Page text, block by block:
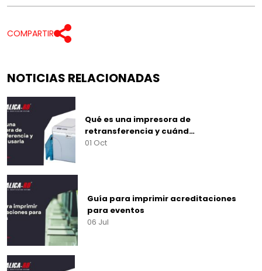
COMPARTIR
NOTICIAS RELACIONADAS
Qué es una impresora de
retransferencia y cuánd…
01 Oct
Guía para imprimir acreditaciones
para eventos
06 Jul